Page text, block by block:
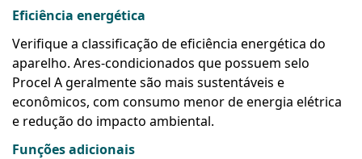
Eficiência energética
Verifique a classificação de eficiência energética do
aparelho. Ares-condicionados que possuem selo
Procel A geralmente são mais sustentáveis e
econômicos, com consumo menor de energia elétrica
e redução do impacto ambiental.
Funções adicionais